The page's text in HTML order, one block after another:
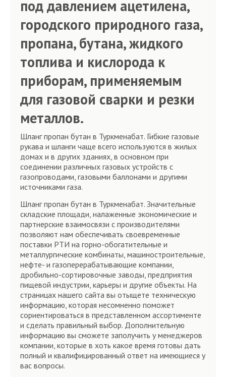
под давлением ацетилена,
городского природного газа,
пропана, бутана, жидкого
топлива и кислорода к
приборам, применяемым
для газовой сварки и резки
металлов.
Шланг пропан бутан в Туркменабат. Гибкие газовые
рукава и шланги чаще всего используются в жилых
домах и в других зданиях, в основном при
соединении различных газовых устройств с
газопроводами, газовыми баллонами и другими
источниками газа.
Шланг пропан бутан в Туркменабат. Значительные
складские площади, налаженные экономические и
партнерские взаимосвязи с производителями
позволяют нам обеспечивать своевременные
поставки РТИ на горно-обогатительные и
металлургические комбинаты, машиностроительные,
нефте- и газоперерабатывающие компании,
дробильно-сортировочные заводы, предприятия
пищевой индустрии, карьеры и другие объекты. На
страницах нашего сайта вы отыщете техническую
информацию, которая несомненно поможет
сориентироваться в представленном ассортименте
и сделать правильный выбор. Дополнительную
информацию вы сможете заполучить у менеджеров
компании, которые в хоть какое время готовы дать
полный и квалифицированный ответ на имеющиеся у
вас вопросы.